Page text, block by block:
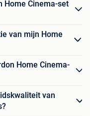
Home Cinema-set
van mijn Home
Home Cinema-
van